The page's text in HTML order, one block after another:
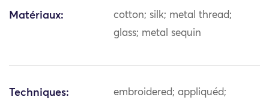
Matériaux:
cotton; silk; metal thread;
glass; metal sequin
Techniques:
embroidered; appliquéd;